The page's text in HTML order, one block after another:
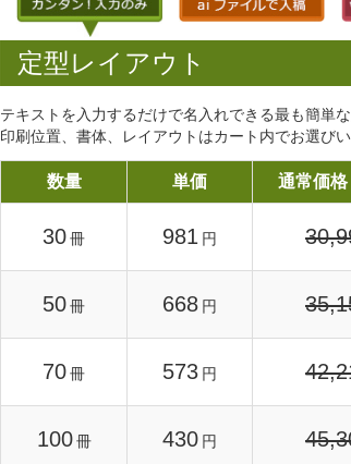
定型レイアウト
テキストを入力するだけで名入れできる最も簡単な
印刷位置、書体、レイアウトはカート内でお選びい
数量 単価 通常価格
30冊 981 円
50冊 668 円
70冊 573 円
100 冊 430 円